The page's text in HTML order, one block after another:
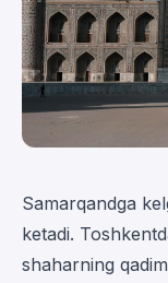
Samarqandga
ketadi.
shaharning